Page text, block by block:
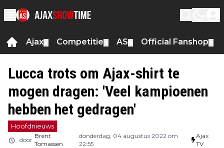
Ajax Competitie AS Official Fanshop
Lucca trots om Ajax-shirt te
mogen dragen: 'Veel kampioenen
hebben het gedragen'
Hoofdnieuws
door
Brent
Tomassen
donderdag, 04 augustus 2022 om
22:55
Ajax
TV